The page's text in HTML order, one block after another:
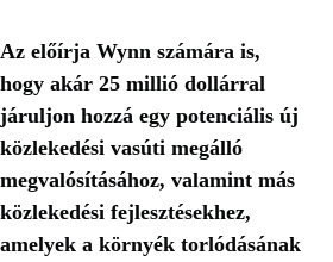
Az előírja Wynn számára is,
hogy akár 25 millió dollárral
járuljon hozzá egy potenciális új
közlekedési vasúti megálló
megvalósításához, valamint más
közlekedési fejlesztésekhez,
amelyek a környék torlódásának